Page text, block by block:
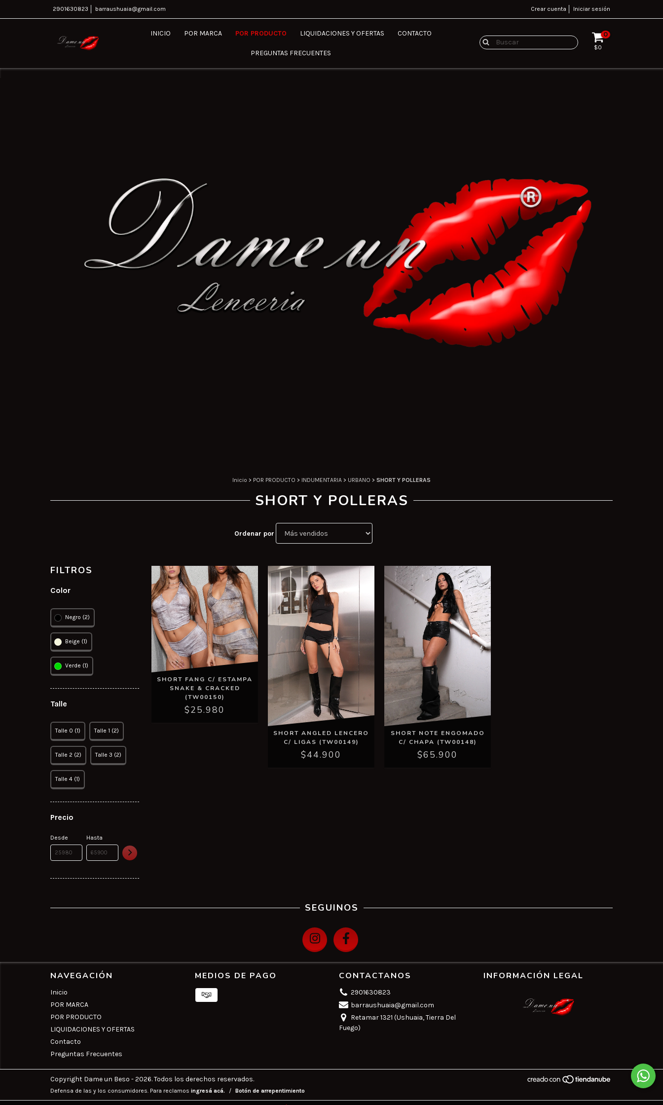
2901630823 barraushuaia@gmail.com Crear cuenta Iniciar sesión
INICIO POR MARCA POR PRODUCTO LIQUIDACIONES Y OFERTAS CONTACTO
PREGUNTAS FRECUENTES
0
$0
Inicio > POR PRODUCTO > INDUMENTARIA > URBANO > SHORT Y POLLERAS
SHORT Y POLLERAS
Ordenar por
FILTROS
Color
Negro (2)
Beige (1)
Verde (1)
Talle
Talle 0 (1) Talle 1 (2)
Talle 2 (2) Talle 3 (2)
Talle 4 (1)
Precio
Desde Hasta
SHORT FANG C/ ESTAMPA
SNAKE & CRACKED
(TW00150)
$25.980
SHORT ANGLED LENCERO
C/ LIGAS (TW00149)
$44.900
SHORT NOTE ENGOMADO
C/ CHAPA (TW00148)
$65.900
SEGUINOS
NAVEGACIÓN
Inicio
POR MARCA
POR PRODUCTO
LIQUIDACIONES Y OFERTAS
Contacto
Preguntas Frecuentes
MEDIOS DE PAGO CONTACTANOS
2901630823
barraushuaia@gmail.com
Retamar 1321 (Ushuaia, Tierra Del
Fuego)
INFORMACIÓN LEGAL
Copyright Dame un Beso - 2026. Todos los derechos reservados.
Defensa de las y los consumidores. Para reclamos ingresá acá. / Botón de arrepentimiento